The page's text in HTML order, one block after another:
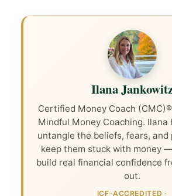
Ilana
Certified Money Coach
Mindful Money Coaching. Ilana
untangle the beliefs, fears,
keep them stuck with money
build real financial confidence
out.
ICF-ACCREDITED ·